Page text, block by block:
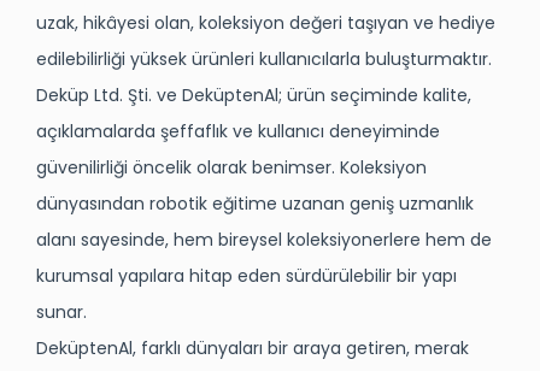
uzak, hikâyesi olan, koleksiyon değeri taşıyan ve hediye
edilebilirliği yüksek ürünleri kullanıcılarla buluşturmaktır.
Deküp Ltd. Şti. ve DeküptenAl; ürün seçiminde kalite,
açıklamalarda şeffaflık ve kullanıcı deneyiminde
güvenilirliği öncelik olarak benimser. Koleksiyon
dünyasından robotik eğitime uzanan geniş uzmanlık
alanı sayesinde, hem bireysel koleksiyonerlere hem de
kurumsal yapılara hitap eden sürdürülebilir bir yapı
sunar.
DeküptenAl, farklı dünyaları bir araya getiren, merak